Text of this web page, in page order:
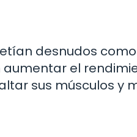
desnudos
el
sus músculos y